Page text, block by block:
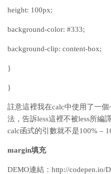
height: 100px;
background-color: #333;
background-clip: content-box;
}
}
註意這裡我在calc中使用了一
法，告訴less這裡不被less所編
calc函式的引數就不是100% –
margin填充
DEMO連結：http://codepen.io/